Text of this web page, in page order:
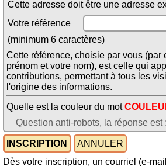
Cette adresse doit être une adresse
Votre référence
(minimum 6 caractères)
Cette référence, choisie par vous (par
prénom et votre nom), est celle qui
contributions, permettant à tous les
l'origine des informations.
Quelle est la couleur du mot
Question anti-robots, la réponse est
Dès votre inscription, un courriel (e-